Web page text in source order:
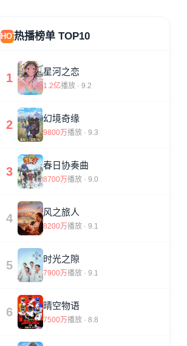
HOT热播榜单 TOP10
1 星河之恋
1.2亿播放 · 9.2
2 幻境奇缘
9800万播放 · 9.3
3 春日协奏曲
8700万播放 · 9.0
4 风之旅人
8200万播放 · 9.1
5 时光之隙
7900万播放 · 9.1
6 晴空物语
7500万播放 · 8.8